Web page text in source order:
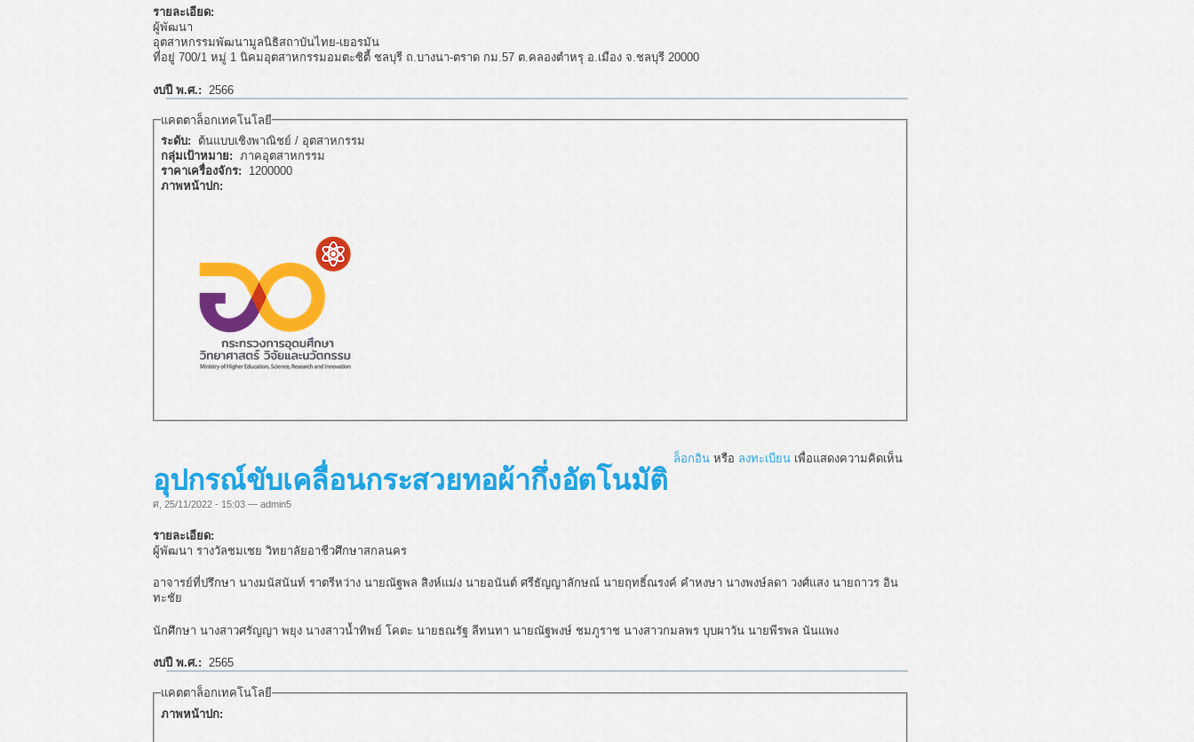
รายละเอียด:
ผู้พัฒนา
อุตสาหกรรมพัฒนามูลนิธิสถาบันไทย-เยอรมัน
ที่อยู่ 700/1 หมู่ 1 นิคมอุตสาหกรรมอมตะซิตี้ ชลบุรี ถ.บางนา-ตราด กม.57 ต.คลองตำหรุ อ.เมือง จ.ชลบุรี 20000
งบปี พ.ศ.: 2566
แคตตาล็อกเทคโนโลยี
ระดับ:
ต้นแบบเชิงพาณิชย์ / อุตสาหกรรม
กลุ่มเป้าหมาย: ภาคอุตสาหกรรม
ราคาเครื่องจักร:
1200000
ภาพหน้าปก:
ล็อกอินหรือ ลงทะเบียนเพื่อแสดงความคิดเห็น
อุปกรณ์ขับเคลื่อนกระสวยทอผ้ากึ่งอัตโนมัติ
ศ, 25/11/2022 - 15:03 — admin5
รายละเอียด:
ผู้พัฒนา รางวัลชมเชย วิทยาลัยอาชีวศึกษาสกลนคร
อาจารย์ที่ปรึกษา นางมนัสนันท์ ราตรีหว่าง นายณัฐพล สิงห์แม่ง นายอนันต์ ศรีธัญญาลักษณ์ นายฤทธิ์ณรงค์ คำหงษา นางพงษ์ลดา วงศ์แสง นายถาวร อิน
ทะชัย
นักศึกษา นางสาวศรัญญา พยุง นางสาวน้ำทิพย์ โคตะ นายธณรัฐ ลีทนทา นายณัฐพงษ์ ชมภูราช นางสาวกมลพร บุบผาวัน นายพีรพล นันแพง
งบปี พ.ศ.: 2565
แคตตาล็อกเทคโนโลยี
ภาพหน้าปก: